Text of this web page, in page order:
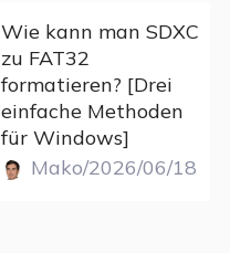
Wie kann man SDXC
zu FAT32
formatieren? [Drei
einfache Methoden
für Windows]
Mako/2026/06/18